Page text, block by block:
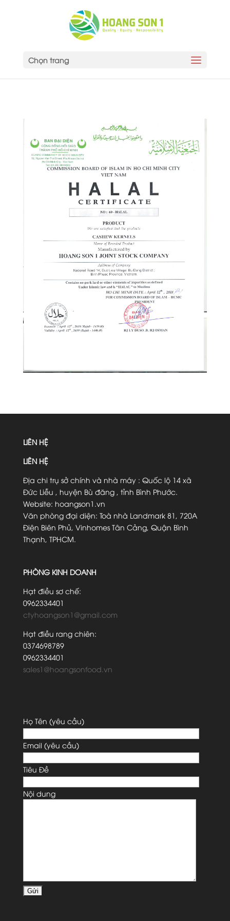
Chọn trang
LIÊN HỆ
LIÊN HỆ
Địa chi trụ sở chính và nhà máy : Quốc lộ 14 xã
Đức Liễu , huyện Bù đăng , tỉnh Bình Phước.
Website: hoangson1.vn
Văn phòng đại diện: Toà nhà Landmark 81, 720A
Điện Biên Phủ, Vinhomes Tân Cảng, Quận Bình
Thạnh, TPHCM.
PHÒNG KINH DOANH
Hạt điều sơ chế:
0962334401
ctyhoangson1@gmail.com
Hạt điều rang chiên:
0374698789
0962334401
sales1@hoangsonfood.vn
Họ Tên (yêu cầu)
Email (yêu cầu)
Tiêu Đề
Nội dung